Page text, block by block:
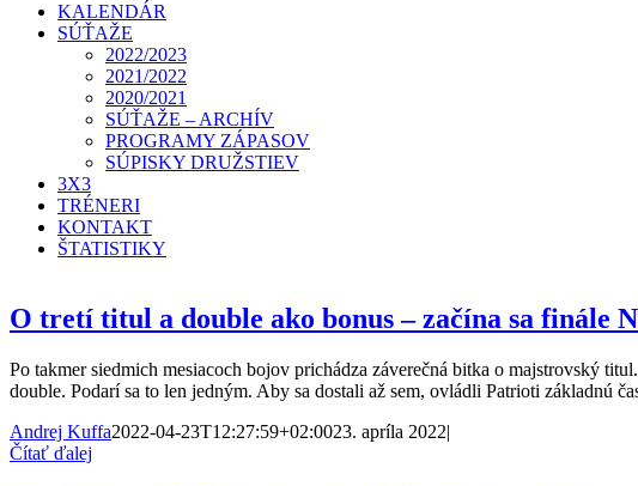
KALENDÁR
SÚŤAŽE
2022/2023
2021/2022
2020/2021
SÚŤAŽE – ARCHÍV
PROGRAMY ZÁPASOV
SÚPISKY DRUŽSTIEV
3X3
TRÉNERI
KONTAKT
ŠTATISTIKY
O tretí titul a double ako bonus – začína sa finále
Po takmer siedmich mesiacoch bojov prichádza záverečná bitka o majstrovský
double. Podarí sa to len jedným. Aby sa dostali až sem, ovládli Patrioti základnú
Andrej Kuffa2022-04-23T12:27:59+02:0023. apríla 2022|
Čítať ďalej